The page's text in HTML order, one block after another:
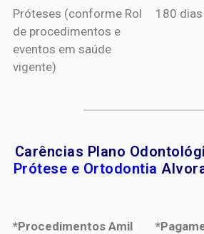
Próteses (conforme Rol
de procedimentos e
eventos em saúde
vigente)
180 dias
Carências Plano
Prótese e Ortodontia
*Procedimentos Amil